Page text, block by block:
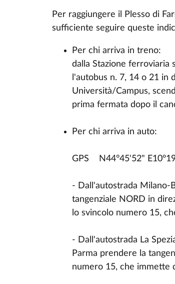
Per raggiungere il Plesso di
sufficiente seguire queste
Per chi arriva in treno:
dalla Stazione ferroviaria
l'autobus n. 7, 14 o 21 in
Università/Campus,
prima fermata dopo il
Per chi arriva in auto:
GPS N44°45'52" E10°
- Dall'autostrada Milano-
tangenziale NORD in
lo svincolo numero 15,
- Dall'autostrada La
Parma prendere la
numero 15, che immette